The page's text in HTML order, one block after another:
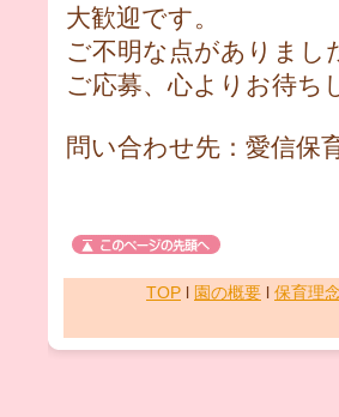
大歓迎です。
ご不明な点がありまし
ご応募、心よりお待ち
問い合わせ先：愛信
ＴＥ
TOP l 園の概要 l 保育理